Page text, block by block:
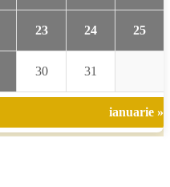
23 24 25
30 31
ianuarie »